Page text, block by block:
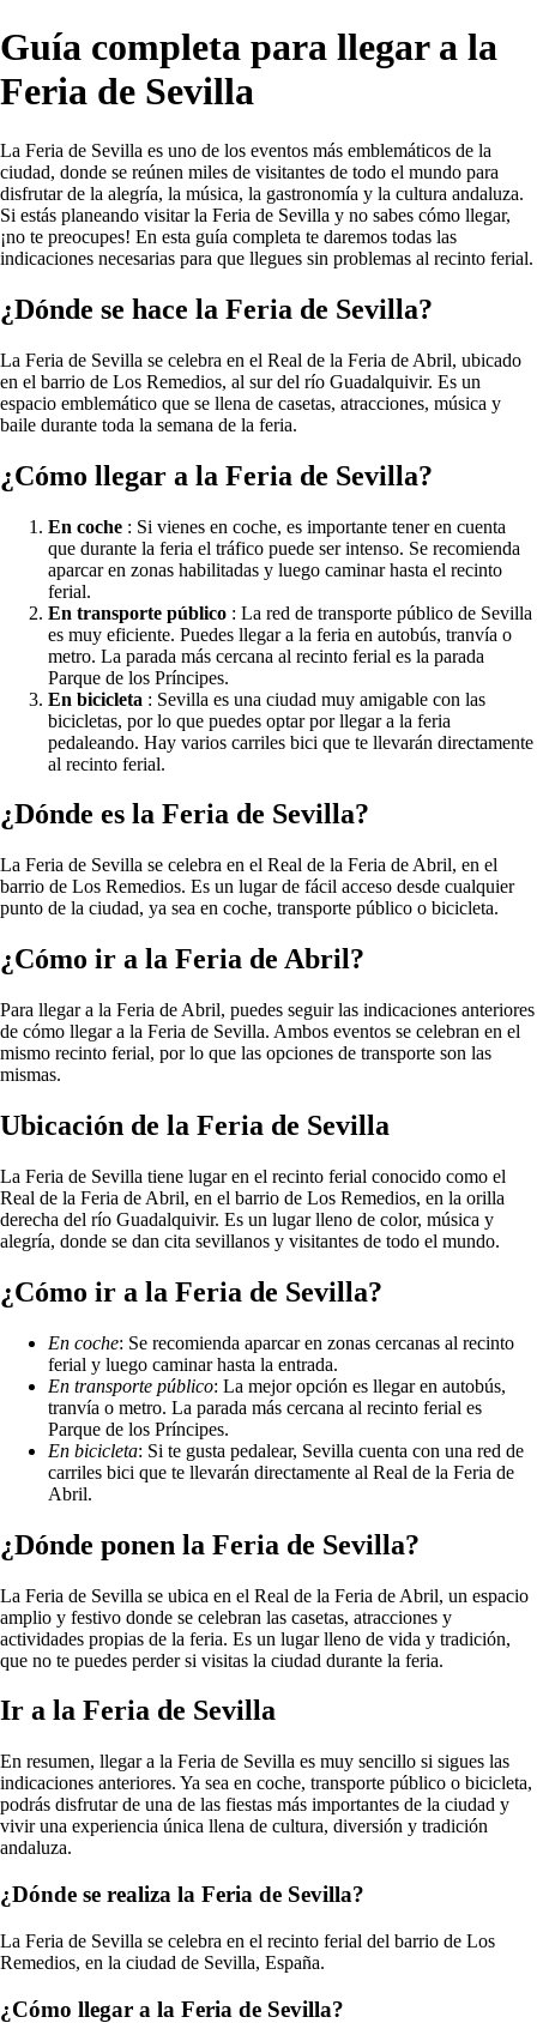
Guía completa para llegar a la
Feria de Sevilla
La Feria de Sevilla es uno de los eventos más emblemáticos de la
ciudad, donde se reúnen miles de visitantes de todo el mundo para
disfrutar de la alegría, la música, la gastronomía y la cultura andaluza.
Si estás planeando visitar la Feria de Sevilla y no sabes cómo llegar,
¡no te preocupes! En esta guía completa te daremos todas las
indicaciones necesarias para que llegues sin problemas al recinto ferial.
¿Dónde se hace la Feria de Sevilla?
La Feria de Sevilla se celebra en el Real de la Feria de Abril, ubicado
en el barrio de Los Remedios, al sur del río Guadalquivir. Es un
espacio emblemático que se llena de casetas, atracciones, música y
baile durante toda la semana de la feria.
¿Cómo llegar a la Feria de Sevilla?
En coche : Si vienes en coche, es importante tener en cuenta
que durante la feria el tráfico puede ser intenso. Se recomienda
aparcar en zonas habilitadas y luego caminar hasta el recinto
ferial.
En transporte público : La red de transporte público de Sevilla
es muy eficiente. Puedes llegar a la feria en autobús, tranvía o
metro. La parada más cercana al recinto ferial es la parada
Parque de los Príncipes.
En bicicleta : Sevilla es una ciudad muy amigable con las
bicicletas, por lo que puedes optar por llegar a la feria
pedaleando. Hay varios carriles bici que te llevarán directamente
al recinto ferial.
¿Dónde es la Feria de Sevilla?
La Feria de Sevilla se celebra en el Real de la Feria de Abril, en el
barrio de Los Remedios. Es un lugar de fácil acceso desde cualquier
punto de la ciudad, ya sea en coche, transporte público o bicicleta.
¿Cómo ir a la Feria de Abril?
Para llegar a la Feria de Abril, puedes seguir las indicaciones anteriores
de cómo llegar a la Feria de Sevilla. Ambos eventos se celebran en el
mismo recinto ferial, por lo que las opciones de transporte son las
mismas.
Ubicación de la Feria de Sevilla
La Feria de Sevilla tiene lugar en el recinto ferial conocido como el
Real de la Feria de Abril, en el barrio de Los Remedios, en la orilla
derecha del río Guadalquivir. Es un lugar lleno de color, música y
alegría, donde se dan cita sevillanos y visitantes de todo el mundo.
¿Cómo ir a la Feria de Sevilla?
En coche: Se recomienda aparcar en zonas cercanas al recinto
ferial y luego caminar hasta la entrada.
En transporte público: La mejor opción es llegar en autobús,
tranvía o metro. La parada más cercana al recinto ferial es
Parque de los Príncipes.
En bicicleta: Si te gusta pedalear, Sevilla cuenta con una red de
carriles bici que te llevarán directamente al Real de la Feria de
Abril.
¿Dónde ponen la Feria de Sevilla?
La Feria de Sevilla se ubica en el Real de la Feria de Abril, un espacio
amplio y festivo donde se celebran las casetas, atracciones y
actividades propias de la feria. Es un lugar lleno de vida y tradición,
que no te puedes perder si visitas la ciudad durante la feria.
Ir a la Feria de Sevilla
En resumen, llegar a la Feria de Sevilla es muy sencillo si sigues las
indicaciones anteriores. Ya sea en coche, transporte público o bicicleta,
podrás disfrutar de una de las fiestas más importantes de la ciudad y
vivir una experiencia única llena de cultura, diversión y tradición
andaluza.
¿Dónde se realiza la Feria de Sevilla?
La Feria de Sevilla se celebra en el recinto ferial del barrio de Los
Remedios, en la ciudad de Sevilla, España.
¿Cómo llegar a la Feria de Sevilla?